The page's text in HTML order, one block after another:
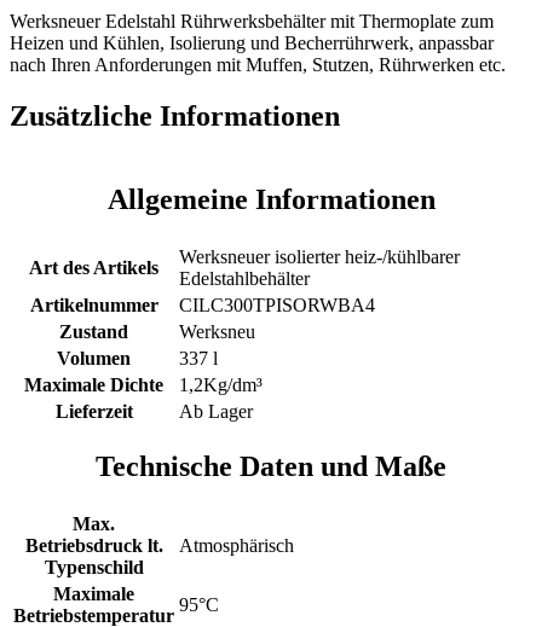
Menge
Werksneuer Edelstahl Rührwerksbehälter mit Thermoplate zum
Heizen und Kühlen, Isolierung und Becherrührwerk, anpassbar
nach Ihren Anforderungen mit Muffen, Stutzen, Rührwerken etc.
Zusätzliche Informationen
Allgemeine Informationen
Art des Artikels
Werksneuer isolierter heiz-/kühlbarer
Edelstahlbehälter
Artikelnummer
CILC300TPISORWBA4
Zustand
Werksneu
Volumen
337 l
Maximale Dichte
1,2Kg/dm³
Lieferzeit
Ab Lager
Technische Daten und Maße
Max.
Betriebsdruck lt.
Typenschild
Atmosphärisch
Maximale
Betriebstemperatur
95°C